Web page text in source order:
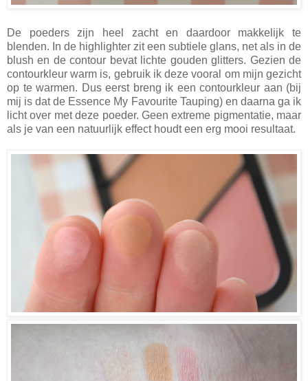
De poeders zijn heel zacht en daardoor makkelijk te
blenden. In de highlighter zit een subtiele glans, net als in de
blush en de contour bevat lichte gouden glitters. Gezien de
contourkleur warm is, gebruik ik deze vooral om mijn gezicht
op te warmen. Dus eerst breng ik een contourkleur aan (bij
mij is dat de Essence My Favourite Tauping) en daarna ga ik
licht over met deze poeder. Geen extreme pigmentatie, maar
als je van een natuurlijk effect houdt een erg mooi resultaat.